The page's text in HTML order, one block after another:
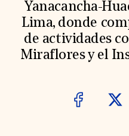
Academic Partnerships
Heritage Trades Training
Professional Networks
Research & Publications
Videos & Webinars
International Council
Yanacancha-
Lima, donde
de actividades
Miraflores y el